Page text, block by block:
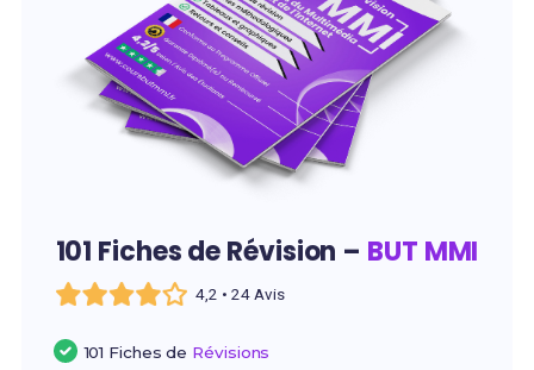
101 Fiches de Révision – BUT MMI
4,2 • 24 Avis
101 Fiches de Révisions